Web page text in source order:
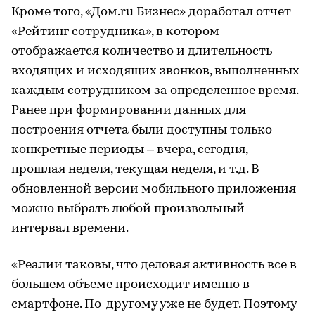
Кроме того, «Дом.ru Бизнес» доработал отчет
«Рейтинг сотрудника», в котором
отображается количество и длительность
входящих и исходящих звонков, выполненных
каждым сотрудником за определенное время.
Ранее при формировании данных для
построения отчета были доступны только
конкретные периоды – вчера, сегодня,
прошлая неделя, текущая неделя, и т.д. В
обновленной версии мобильного приложения
можно выбрать любой произвольный
интервал времени.
«Реалии таковы, что деловая активность все в
большем объеме происходит именно в
смартфоне. По-другому уже не будет. Поэтому